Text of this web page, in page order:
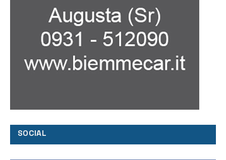
SOCIAL